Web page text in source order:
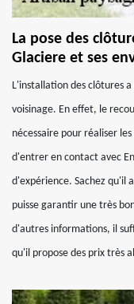
La pose des
Glaciere et ses
L'installation des clôtures
voisinage. En effet, le
nécessaire pour réaliser
d'entrer en contact avec
d'expérience. Sachez qu'il
puisse garantir une très
d'autres informations, il
qu'il propose des prix très